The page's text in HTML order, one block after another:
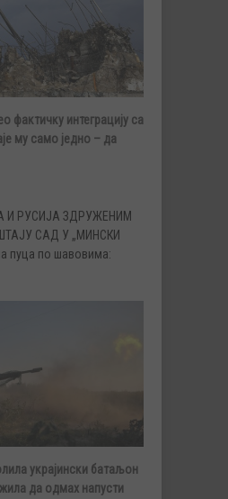
фактичку интеграцију са
му само једно – да
И РУСИЈА ЗДРУЖЕНИМ
САД У „МИНСКИ
пуца по шавовима:
украјински батаљон
да одмах напусти